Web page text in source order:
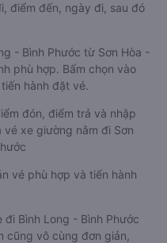
điểm đến, ngày đi, sau đó
- Bình Phước từ Sơn Hòa -
phù hợp. Bấm chọn vào
hành đặt vé.
đón, điểm trả và nhập
xe giường nằm đi Sơn
vé phù hợp và tiến hành
Bình Long - Bình Phước
cũng vô cùng đơn giản,